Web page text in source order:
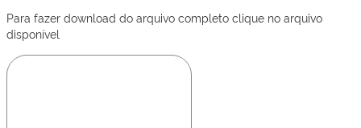
Para fazer download do arquivo completo clique no arquivo
disponível